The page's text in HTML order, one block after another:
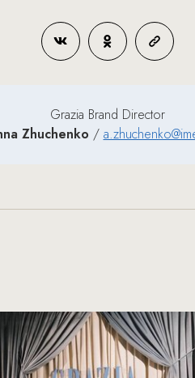
Grazia Brand Director
Zhuchenko /